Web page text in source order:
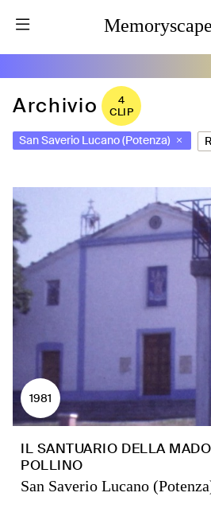
Archivio
4
CLIP
San Saverio Lucano (Potenza)
1981
IL SANTUARIO DELLA
POLLINO
San Saverio Lucano